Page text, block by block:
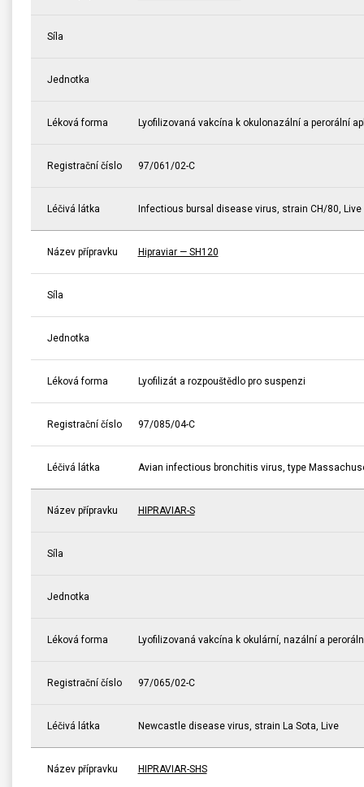
Síla
Jednotka
Léková forma Lyofilizovaná vakcína k okulonazální a perorální
Registrační číslo 97/061/02-C
Léčivá látka Infectious bursal disease virus, strain CH/80, Live
Název přípravku Hipraviar — SH120
Síla
Jednotka
Léková forma Lyofilizát a rozpouštědlo pro suspenzi
Registrační číslo 97/085/04-C
Léčivá látka Avian infectious bronchitis virus, type
Název přípravku HIPRAVIAR-S
Síla
Jednotka
Léková forma Lyofilizovaná vakcína k okulární, nazální a
Registrační číslo 97/065/02-C
Léčivá látka Newcastle disease virus, strain La Sota, Live
Název přípravku HIPRAVIAR-SHS